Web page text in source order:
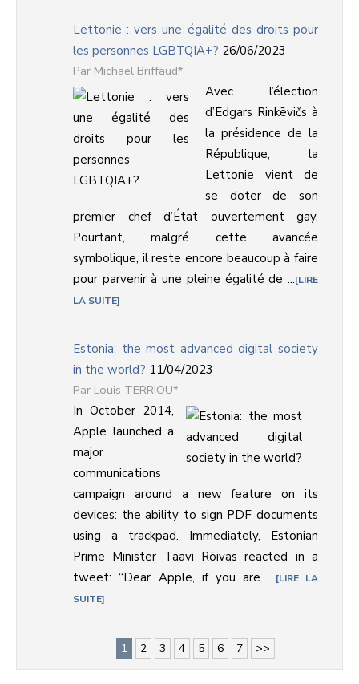
Lettonie : vers une égalité des droits pour
les personnes LGBTQIA+? 26/06/2023
Michaël Briffaud*
Avec l’élection
d’Edgars Rinkēvičs à
la présidence de la
République, la
Lettonie vient de
se doter de son
premier chef d’État ouvertement gay.
Pourtant, malgré cette avancée
symbolique, il reste encore beaucoup à faire
pour parvenir à une pleine égalité de ... LIRE
LA SUITE
Estonia: the most advanced digital society
in the world? 11/04/2023
Louis TERRIOU*
In October 2014,
Apple launched a
major
communications
campaign around a new feature on its
devices: the ability to sign PDF documents
using a trackpad. Immediately, Estonian
Prime Minister Taavi Rõivas reacted in a
tweet: “Dear Apple, if you are ... LIRE LA
SUITE
1 2 3 4 5 6 7 >>